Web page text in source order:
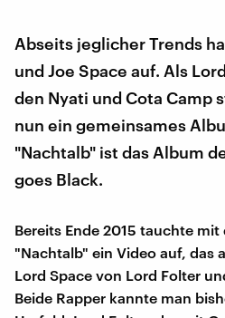
Abseits jeglicher Trends
und Joe Space auf. Als
den Nyati und Cota Camp
nun ein gemeinsames
"Nachtalb" ist das Album
goes Black.
Bereits Ende 2015 tauchte
"Nachtalb" ein Video auf, das
Lord Space von Lord Folter
Beide Rapper kannte man